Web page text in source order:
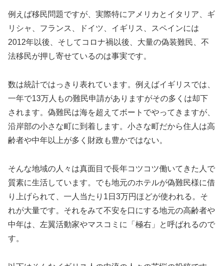
例えば移民問題ですが、実際特にアメリカとイタリア、ギ
リシャ、フランス、ドイツ、イギリス、スペインには
2012年以後、そしてコロナ禍以後、大量の偽装難民、不
法移民が押し寄せているのは事実です。
数は統計ではっきり表れています。例えばイギリスでは、
一年で13万人もの難民申請がありますがその多くは却下
されます。偽難民は海を超えてボートでやってきますが、
沿岸部の小さな町に到着します。小さな町だから住人は高
齢者や中年以上が多く財政も豊かではない。
そんな地域の人々は真面目で長年コツコツ働いてきた人で
質素に生活しています。でも地元のホテルが偽難民様に借
り上げられて、一人当たり1日3万円ほどが使われる。そ
れが大量です。それをみて不安を口にする地元の高齢者や
中年は、左翼活動家やマスコミに「極右」と呼ばれるので
す。